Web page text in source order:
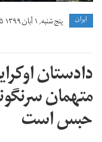
ايران پنج شنبه, ۱ آبان ۱۳۹۹ ۱۸:۴۵
دادستان
حبس است